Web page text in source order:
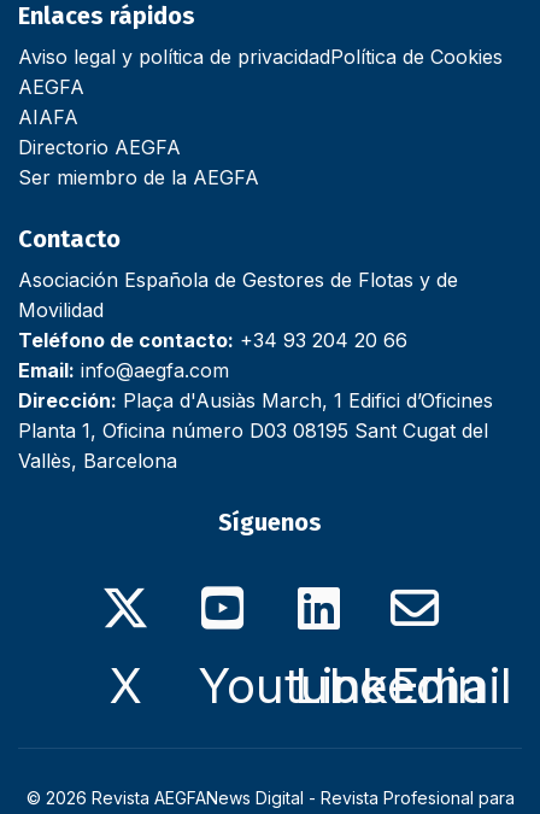
Enlaces rápidos
Aviso legal y política de privacidadPolítica de Cookies
AEGFA
AIAFA
Directorio AEGFA
Ser miembro de la AEGFA
Contacto
Asociación Española de Gestores de Flotas y de
Movilidad
Teléfono de contacto: +34 93 204 20 66
Email: info@aegfa.com
Dirección: Plaça d'Ausiàs March, 1 Edifici d’Oficines
Planta 1, Oficina número D03 08195 Sant Cugat del
Vallès, Barcelona
Síguenos
X YoutubeLinkedin
Email
© 2026 Revista AEGFANews Digital - Revista Profesional para